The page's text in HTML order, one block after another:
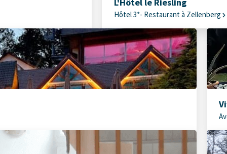
Hôtel 3*- Restaurant à Zellenberg